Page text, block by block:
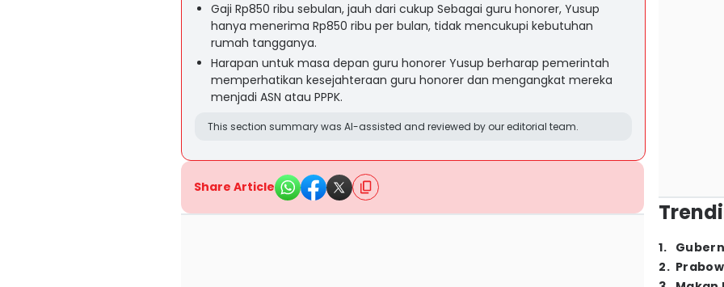
Gaji Rp850 ribu sebulan, jauh dari cukup Sebagai guru honorer, Yusup
hanya menerima Rp850 ribu per bulan, tidak mencukupi kebutuhan
rumah tangganya.
Harapan untuk masa depan guru honorer Yusup berharap pemerintah
memperhatikan kesejahteraan guru honorer dan mengangkat mereka
menjadi ASN atau PPPK.
This section summary was AI-assisted and reviewed by our editorial team.
Share Article
1.
2.